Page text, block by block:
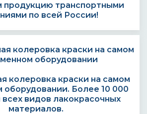
продукцию транспортными
по всей России!
колеровка краски на самом
оборудовании. Более 10 000
видов лакокрасочных
материалов.